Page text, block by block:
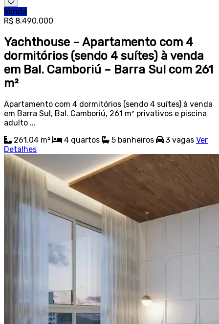
Venda
R$ 8.490.000
Yachthouse – Apartamento com 4
dormitórios (sendo 4 suítes) à venda
em Bal. Camboriú – Barra Sul com 261
m²
Apartamento com 4 dormitórios (sendo 4 suítes) à venda
em Barra Sul, Bal. Camboriú, 261 m² privativos e piscina
adulto ...
261.04 m²
4 quartos 5 banheiros 3 vagas Ver
Detalhes